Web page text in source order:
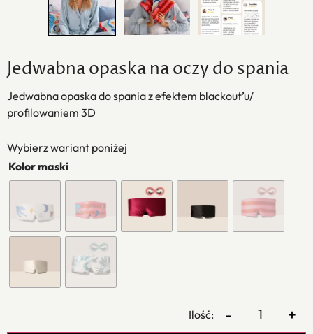
Jedwabna opaska na oczy do spania
Jedwabna opaska do spania z efektem blackout’u/
profilowaniem 3D
Wybierz wariant poniżej
Kolor maski
- +